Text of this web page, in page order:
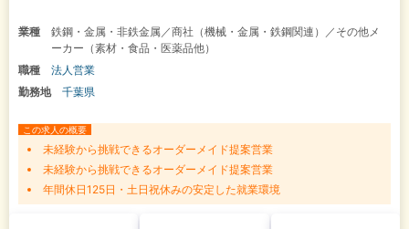
業種
鉄鋼・金属・非鉄金属／商社（機械・金属・鉄鋼関連）／その他メ
ーカー（素材・食品・医薬品他）
職種
法人営業
勤務地
千葉県
この求人の概要
未経験から挑戦できるオーダーメイド提案営業
未経験から挑戦できるオーダーメイド提案営業
年間休日125日・土日祝休みの安定した就業環境